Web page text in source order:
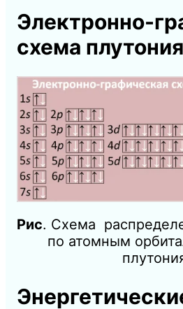
Электронно-
схема плутония
Рис. Схема
по атомным